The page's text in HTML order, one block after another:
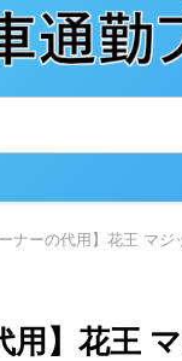
ナーの代用】花王 マ
用】花王